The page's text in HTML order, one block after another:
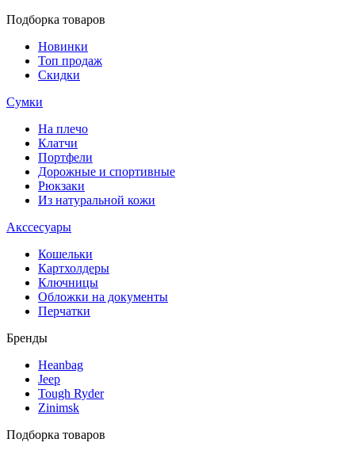
Подборка товаров
Новинки
Топ продаж
Скидки
Сумки
На плечо
Клатчи
Портфели
Дорожные и спортивные
Рюкзаки
Из натуральной кожи
Акссесуары
Кошельки
Картхолдеры
Ключницы
Обложки на документы
Перчатки
Бренды
Heanbag
Jeep
Tough Ryder
Zinimsk
Подборка товаров